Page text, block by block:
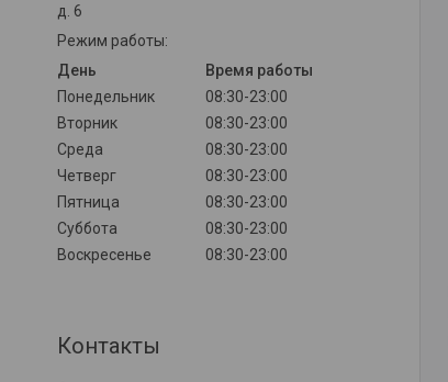
д. 6
Режим работы:
День
Время работы
Понедельник
08:30-23:00
Вторник
08:30-23:00
Среда
08:30-23:00
Четверг
08:30-23:00
Пятница
08:30-23:00
Суббота
08:30-23:00
Воскресенье
08:30-23:00